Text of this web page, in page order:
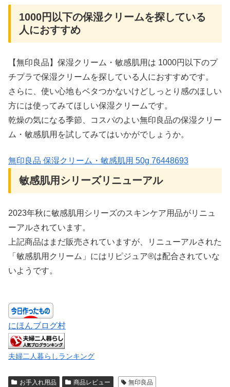
1000円以下の保湿クリームを探している
人におすすめ
【無印良品】保湿クリーム・敏感肌用は 1000円以下のプ
チプラで保湿クリームを探している人におすすめです。
さらに、使い心地もベタつかないけどしっとり感のほしい
方には使ってみてほしい保湿クリームです。
乾燥の気になる季節、コスパのよい無印良品の保湿クリー
ム・敏感肌用を試してみてはいかがでしょうか。
無印良品 保湿クリーム・敏感肌用 50g 76448693
敏感肌用シリーズリニューアル
2023年秋に敏感肌用シリーズのスキンケア用品がリニュ
ーアルされています。
上記商品はまだ販売されていますが、リニューアルされた
「敏感肌用クリーム」にはリピジュア®は配合されていな
いようです。
にほんブログ村
夫婦二人暮らしランキング
お手入れ用品 商品レビュー 無印良品